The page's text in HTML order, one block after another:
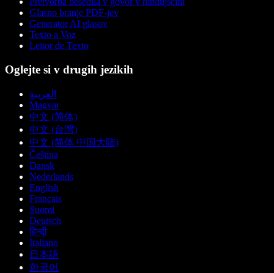
Glasno branje PDF-jev
Generator AI glasov
Texto a Voz
Leitor de Texto
Oglejte si v drugih jezikih
العربية
Magyar
中文 (简体)
中文 (台灣)
中文 (简体 中国大陆)
Čeština
Dansk
Nederlands
English
Français
Suomi
Deutsch
हिन्दी
Italiano
日本語
한국어